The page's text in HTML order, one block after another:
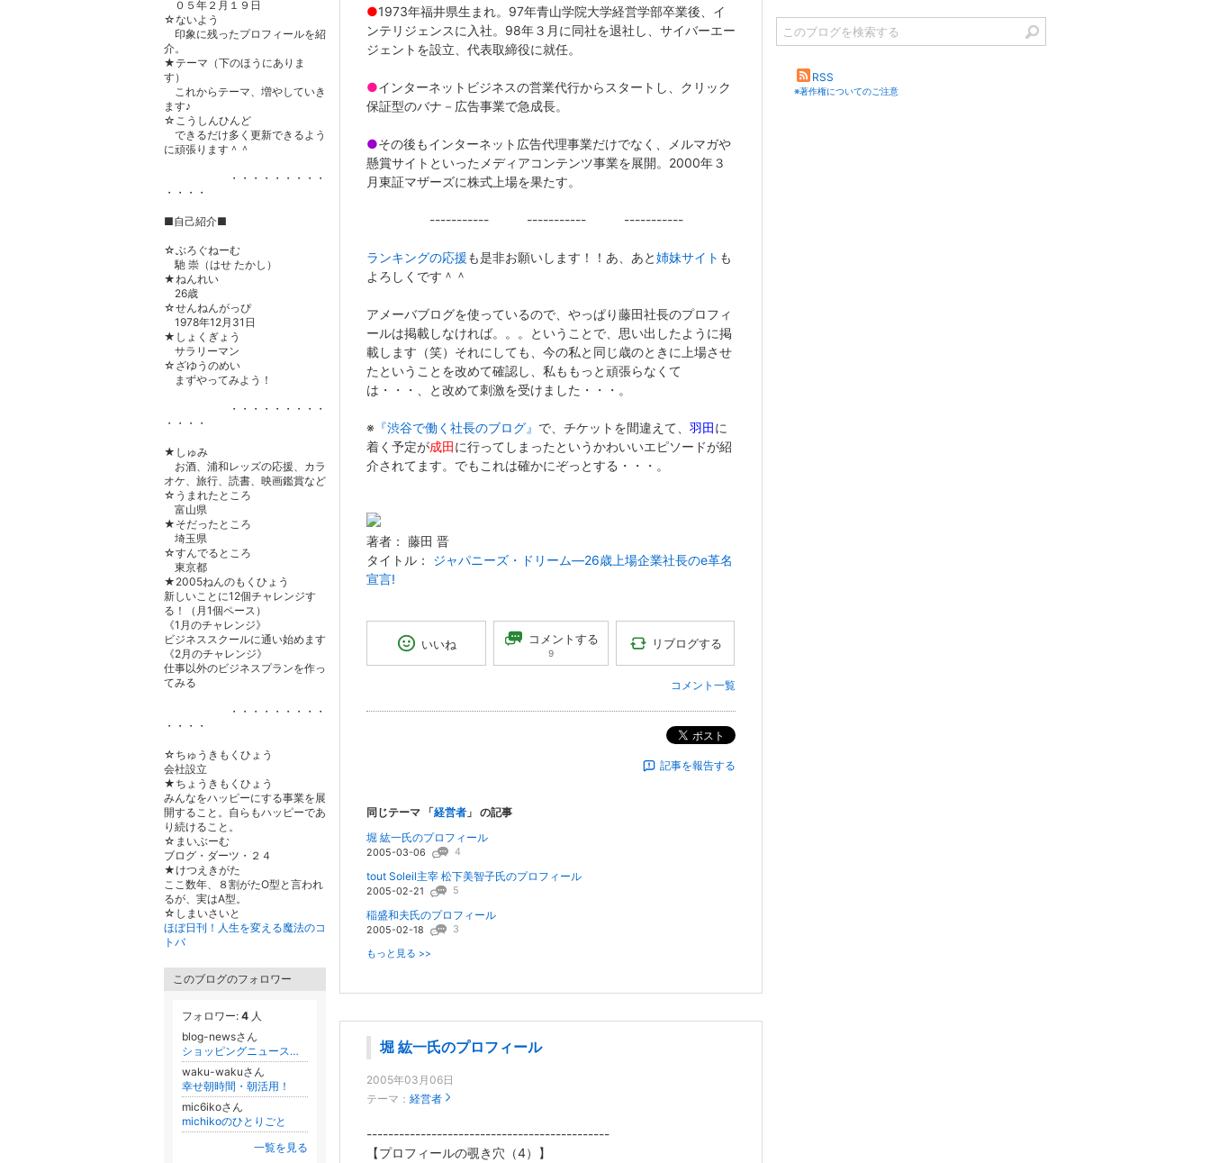
●1973年福井県生まれ。97年青山学院大学経営学部卒業後、イ
ンテリジェンスに入社。98年３月に同社を退社し、サイバーエー
ジェントを設立、代表取締役に就任。
●インターネットビジネスの営業代行からスタートし、クリック
保証型のバナ－広告事業で急成長。
●その後もインターネット広告代理事業だけでなく、メルマガや
懸賞サイトといったメディアコンテンツ事業を展開。2000年３
月東証マザーズに株式上場を果たす。
----------- ----------- -----------
ランキングの応援も是非お願いします！！あ、あと姉妹サイト も
よろしくです＾＾
アメーバブログを使っているので、やっぱり藤田社長のプロフィ
ールは掲載しなければ。。。ということで、思い出したように掲
載します（笑）それにしても、今の私と同じ歳のときに上場させ
たということを改めて確認し、私ももっと頑張らなくて
は・・・、と改めて刺激を受けました・・・。
※ 『渋谷で働く社長のブログ』 で、チケットを間違えて、 羽田に
着く予定が成田に行ってしまったというかわいいエピソードが紹
介されてます。でもこれは確かにぞっとする・・・。
著者： 藤田 晋
タイトル： ジャパニーズ・ドリーム―26歳上場企業社長のe革名
宣言!
いいね コメントする
9
リブログする
コメント一覧
ポスト
記事を報告する
同じテーマ 「経営者 」 の記事
堀 紘一氏のプロフィール
2005-03-06 4
tout Soleil主宰 松下美智子氏のプロフィール
2005-02-21 5
稲盛和夫氏のプロフィール
2005-02-18 3
もっと見る >>
堀 紘一氏のプロフィール
2005年03月06日
テーマ： 経営者
---------------------------------------------
【プロフィールの覗き穴（4）】
RSS
※著作権についてのご注意
０５年２月１９日
☆ないよう
印象に残ったプロフィールを紹
介。
★テーマ（下のほうにありま
す）
これからテーマ、増やしていき
ます♪
☆こうしんひんど
できるだけ多く更新できるよう
に頑張ります＾＾
・・・・・・・・・
・・・・
■自己紹介■
☆ぶろぐねーむ
馳 崇（はせ たかし）
★ねんれい
26歳
☆せんねんがっぴ
1978年12月31日
★しょくぎょう
サラリーマン
☆ざゆうのめい
まずやってみよう！
・・・・・・・・・
・・・・
★しゅみ
お酒、浦和レッズの応援、カラ
オケ、旅行、読書、映画鑑賞など
☆うまれたところ
富山県
★そだったところ
埼玉県
☆すんでるところ
東京都
★2005ねんのもくひょう
新しいことに12個チャレンジす
る！（月1個ペース）
《1月のチャレンジ》
ビジネススクールに通い始めます
《2月のチャレンジ》
仕事以外のビジネスプランを作っ
てみる
・・・・・・・・・
・・・・
☆ちゅうきもくひょう
会社設立
★ちょうきもくひょう
みんなをハッピーにする事業を展
開すること。自らもハッピーであ
り続けること。
☆まいぶーむ
ブログ・ダーツ・２４
★けつえきがた
ここ数年、８割がたO型と言われ
るが、実はA型。
☆しまいさいと
ほぼ日刊！人生を変える魔法のコ
トバ
このブログのフォロワー
フォロワー: 4 人
blog-newsさん
ショッピングニュース速報
waku-wakuさん
幸せ朝時間・朝活用！
mic6ikoさん
michikoのひとりごと
一覧を見る